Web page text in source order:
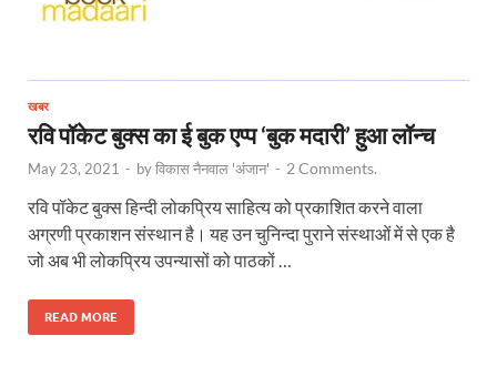
खबर
रवि पॉकेट बुक्स का ई बुक एप्प ‘बुक मदारी’ हुआ लॉन्च
May 23, 2021 - byविकास नैनवाल 'अंजान' - 2 Comments.
रवि पॉकेट बुक्स हिन्दी लोकप्रिय साहित्य को प्रकाशित करने वाला
अग्रणी प्रकाशन संस्थान है। यह उन चुनिन्दा पुराने संस्थाओं में से एक है
जो अब भी लोकप्रिय उपन्यासों को पाठकों …
READ MORE